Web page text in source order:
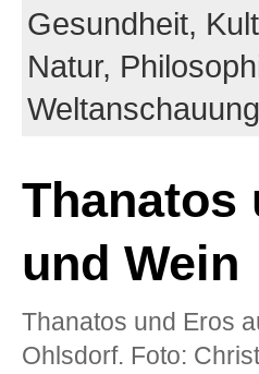
Gesundheit,
Natur,
Weltanschauung
Thanatos
und Wein
Thanatos und Eros
Ohlsdorf. Foto: